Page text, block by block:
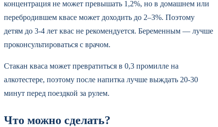
концентрация не может превышать 1,2%, но в домашнем или
перебродившем квасе может доходить до 2–3%. Поэтому
детям до 3-4 лет квас не рекомендуется. Беременным — лучше
проконсультироваться с врачом.
Стакан кваса может превратиться в 0,3 промилле на
алкотестере, поэтому после напитка лучше выждать 20-30
минут перед поездкой за рулем.
Что можно сделать?